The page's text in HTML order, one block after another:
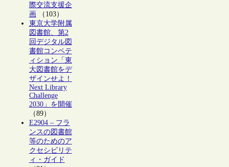
際交流支援企
画（103）
東京大学附属
図書館、第2
回デジタル図
書館コンペテ
ィション「東
大図書館をデ
ザインせよ！
Next Library
Challenge
2030」を開催
（89）
E2904 – フラ
ンスの図書館
等のためのア
クセシビリテ
ィ・ガイド